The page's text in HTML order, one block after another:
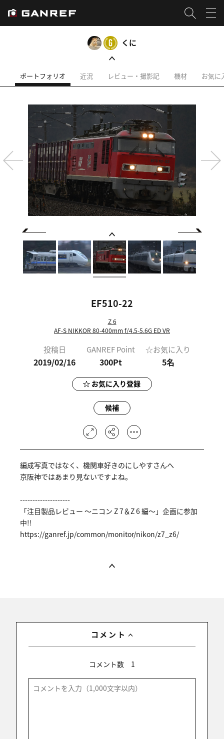
くに
ポートフォリオ 近況 レビュー・撮影記 機材 お気に
EF510-22
Z 6
AF-S NIKKOR 80-400mm f/4.5-5.6G ED VR
投稿日
2019/02/16
GANREF Point
300Pt
☆お気に入り
5名
お気に入り登録
候補
編成写真ではなく、機関車好きのにしやすさんへ
京阪神ではあまり見ないですよね。
--------------------
「注目製品レビュー ～ニコン Z 7＆Z 6 編～」企画に参加
中!!
https://ganref.jp/common/monitor/nikon/z7_z6/
コメント
コメント数 1